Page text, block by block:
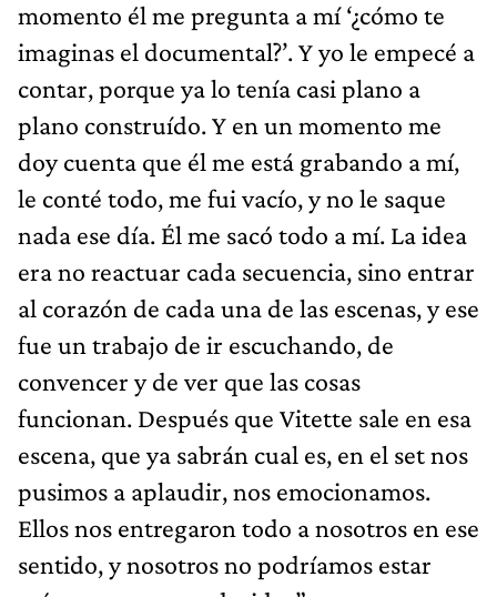
momento él me pregunta a mí ‘¿cómo te
imaginas el documental?’. Y yo le empecé a
contar, porque ya lo tenía casi plano a
plano construído. Y en un momento me
doy cuenta que él me está grabando a mí,
le conté todo, me fui vacío, y no le saque
nada ese día. Él me sacó todo a mí. La idea
era no reactuar cada secuencia, sino entrar
al corazón de cada una de las escenas, y ese
fue un trabajo de ir escuchando, de
convencer y de ver que las cosas
funcionan. Después que Vitette sale en esa
escena, que ya sabrán cual es, en el set nos
pusimos a aplaudir, nos emocionamos.
Ellos nos entregaron todo a nosotros en ese
sentido, y nosotros no podríamos estar